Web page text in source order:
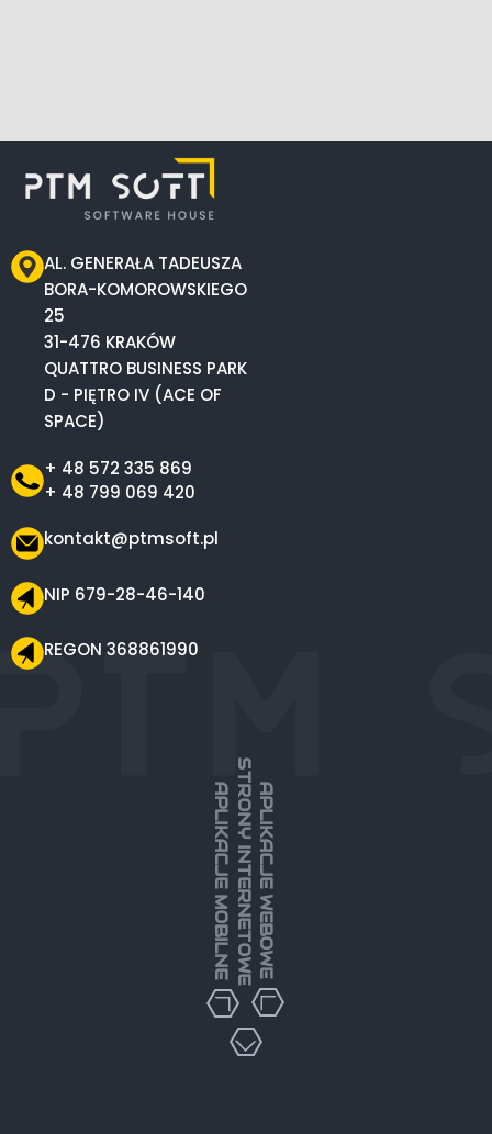
AL. GENERAŁA TADEUSZA
BORA-KOMOROWSKIEGO
25
31-476 KRAKÓW
QUATTRO BUSINESS PARK
D - PIĘTRO IV (ACE OF
SPACE)
+ 48 572 335 869
+ 48 799 069 420
kontakt@ptmsoft.pl
NIP 679-28-46-140
REGON 368861990
APLIKACJE MOBILNESTRONY INTERNETOWEAPLIKACJE WEBOWE